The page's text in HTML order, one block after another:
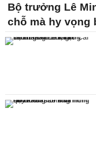
Bộ trưởng Lê
chỗ mà hy vọng